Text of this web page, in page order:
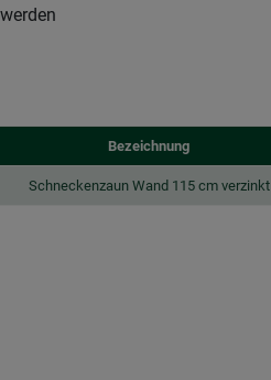
Bezeichnung
Schneckenzaun Wand 115 cm verzinkt